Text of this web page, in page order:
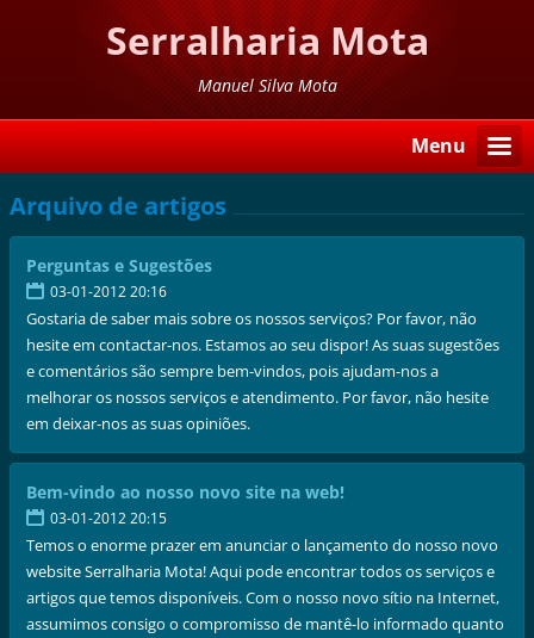
Serralharia Mota
Manuel Silva Mota
Menu
Arquivo de artigos
Perguntas e Sugestões
03-01-2012 20:16
Gostaria de saber mais sobre os nossos serviços? Por favor, não
hesite em contactar-nos. Estamos ao seu dispor! As suas sugestões
e comentários são sempre bem-vindos, pois ajudam-nos a
melhorar os nossos serviços e atendimento. Por favor, não hesite
em deixar-nos as suas opiniões.
Bem-vindo ao nosso novo site na web!
03-01-2012 20:15
Temos o enorme prazer em anunciar o lançamento do nosso novo
website Serralharia Mota! Aqui pode encontrar todos os serviços e
artigos que temos disponíveis. Com o nosso novo sítio na Internet,
assumimos consigo o compromisso de mantê-lo informado quanto